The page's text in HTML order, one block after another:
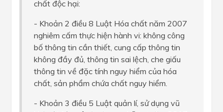
chất độc hại:
- Khoản 2 điều 8 Luật Hóa chất năm 2007
nghiêm cấm thực hiện hành vi: không công
bố thông tin cần thiết, cung cấp thông tin
không đầy đủ, thông tin sai lệch, che giấu
thông tin về đặc tính nguy hiểm của hóa
chất, sản phẩm chứa chất nguy hiểm.
- Khoản 3 điều 5 Luật quản lí, sử dụng vũ